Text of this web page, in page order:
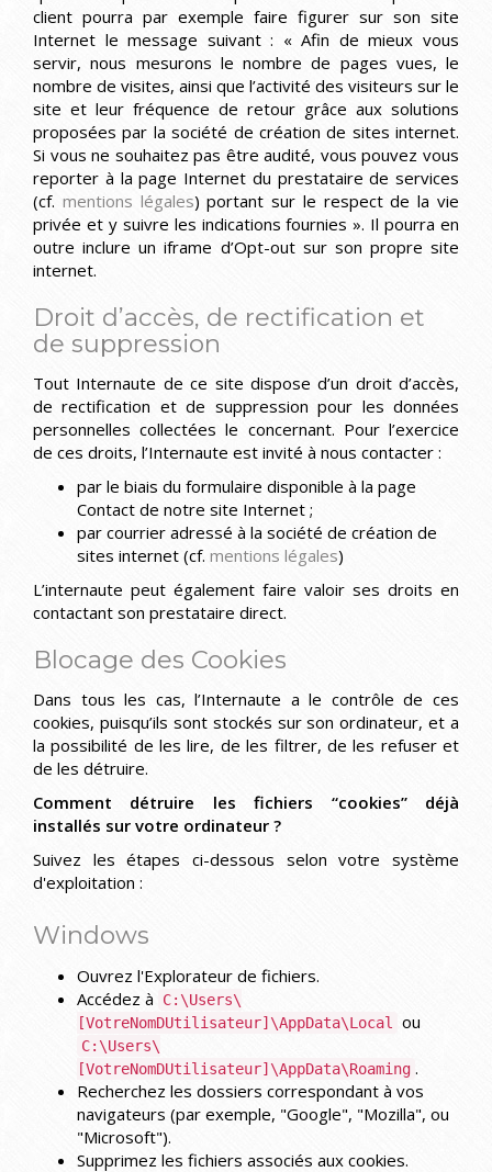
client pourra par exemple faire figurer sur son site
Internet le message suivant : « Afin de mieux vous
servir, nous mesurons le nombre de pages vues, le
nombre de visites, ainsi que l’activité des visiteurs sur le
site et leur fréquence de retour grâce aux solutions
proposées par la société de création de sites internet.
Si vous ne souhaitez pas être audité, vous pouvez vous
reporter à la page Internet du prestataire de services
(cf. mentions légales) portant sur le respect de la vie
privée et y suivre les indications fournies ». Il pourra en
outre inclure un iframe d’Opt-out sur son propre site
internet.
Droit d’accès, de rectification et
de suppression
Tout Internaute de ce site dispose d’un droit d’accès,
de rectification et de suppression pour les données
personnelles collectées le concernant. Pour l’exercice
de ces droits, l’Internaute est invité à nous contacter :
par le biais du formulaire disponible à la page
Contact de notre site Internet ;
par courrier adressé à la société de création de
sites internet (cf. mentions légales)
L’internaute peut également faire valoir ses droits en
contactant son prestataire direct.
Blocage des Cookies
Dans tous les cas, l’Internaute a le contrôle de ces
cookies, puisqu’ils sont stockés sur son ordinateur, et a
la possibilité de les lire, de les filtrer, de les refuser et
de les détruire.
Comment détruire les fichiers “cookies” déjà
installés sur votre ordinateur ?
Suivez les étapes ci-dessous selon votre système
d'exploitation :
Windows
Ouvrez l'Explorateur de fichiers.
Accédez à
C:\Users\
[VotreNomDUtilisateur]\AppData\Local
ou
C:\Users\
[VotreNomDUtilisateur]\AppData\Roaming .
Recherchez les dossiers correspondant à vos
navigateurs (par exemple, "Google", "Mozilla", ou
"Microsoft").
Supprimez les fichiers associés aux cookies.